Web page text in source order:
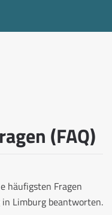
(FAQ)
häufigsten Fragen
in Limburg beantworten.